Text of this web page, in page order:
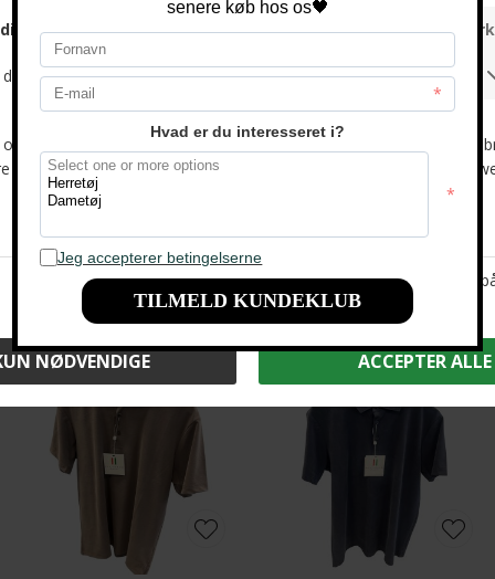
Matinique - Polo heritage knit | Polo T-shirt Tradewinds
DKK 800,- DKK 600,-
DKK 800,- DKK 600,-
-33%
Due Signori - Lyocell DS 6010 | Polo T-shirt Beige
DKK 600,-
-33%
DKK 400,-